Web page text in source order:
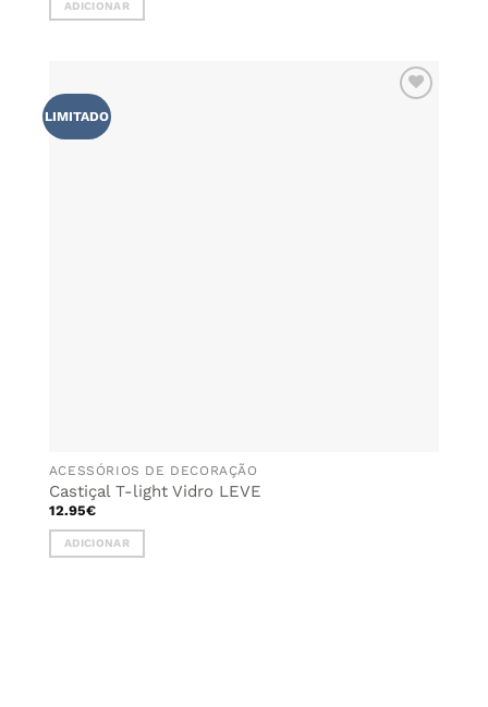
ADICIONAR
LIMITADO
ACESSÓRIOS DE DECORAÇÃO
Castiçal T-light Vidro LEVE
12.95€
ADICIONAR